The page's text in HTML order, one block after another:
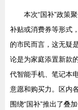
本次“国补”政策
补贴或消费券等形式
的市民而言，这无疑
论是为家庭添置新款
代智能手机、笔记本
意愿和购买力。区内
围绕“国补”推出了叠